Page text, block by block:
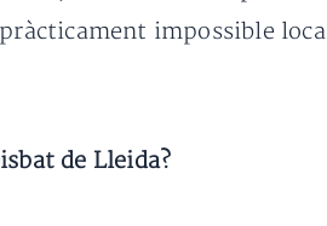
impossible
de Lleida?